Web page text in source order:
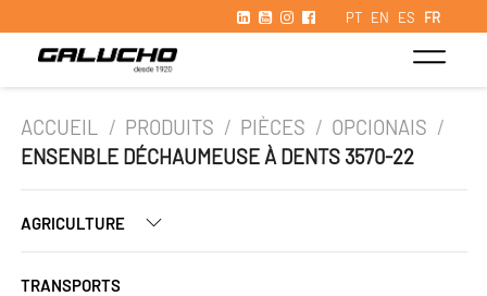
PT EN ES FR
ACCUEIL / PRODUITS / PIÈCES / OPCIONAIS /
ENSENBLE DÉCHAUMEUSE À DENTS 3570-22
AGRICULTURE
TRANSPORTS